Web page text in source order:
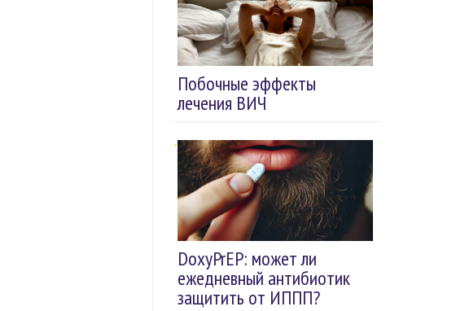
Побочные эффекты
лечения ВИЧ
DoxyPrEP: может ли
ежедневный антибиотик
защитить от ИППП?